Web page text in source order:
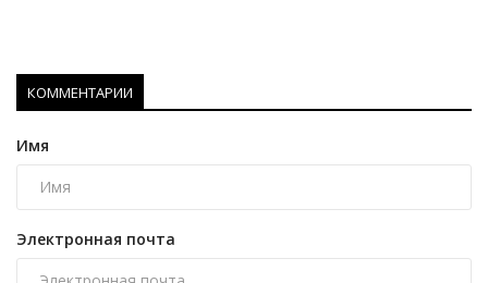
КОММЕНТАРИИ
Имя
Электронная почта